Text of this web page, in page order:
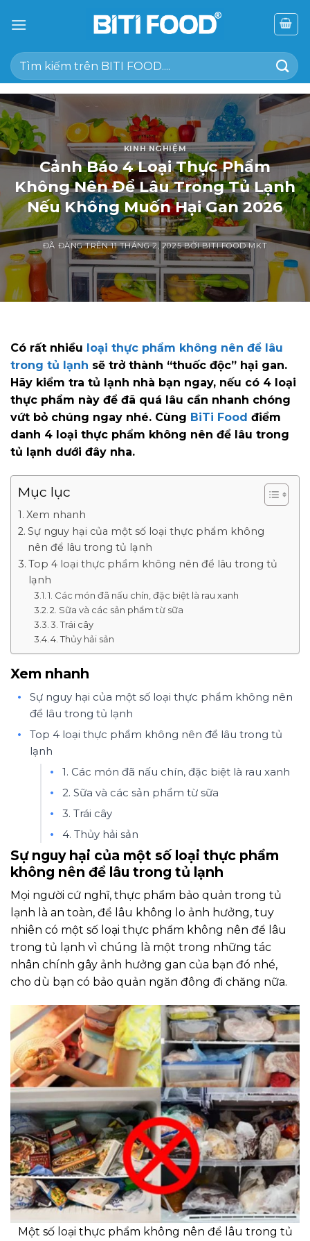
đến
dung
Tìm
kiếm:
KINH NGHIỆM
Cảnh Báo 4 Loại Thực Phẩm
Không Nên Để Lâu Trong Tủ Lạnh
Nếu Không Muốn Hại Gan 2026
ĐÃ ĐĂNG TRÊN11 THÁNG 2, 2025 BỞIBITI FOOD MKT
Có rất nhiều loại thực phẩm không nên để lâu
trong tủ lạnh sẽ trở thành “thuốc độc” hại gan.
Hãy kiểm tra tủ lạnh nhà bạn ngay, nếu có 4 loại
thực phẩm này để đã quá lâu cần nhanh chóng
vứt bỏ chúng ngay nhé. Cùng BiTi Food điểm
danh 4 loại thực phẩm không nên để lâu trong
tủ lạnh dưới đây nha.
Mục lục
Xem nhanh
Sự nguy hại của một số loại thực phẩm không
nên để lâu trong tủ lạnh
Top 4 loại thực phẩm không nên để lâu trong tủ
lạnh
1. Các món đã nấu chín, đặc biệt là rau xanh
2. Sữa và các sản phẩm từ sữa
3. Trái cây
4. Thủy hải sản
Xem nhanh
Sự nguy hại của một số loại thực phẩm không nên
để lâu trong tủ lạnh
Top 4 loại thực phẩm không nên để lâu trong tủ
lạnh
1. Các món đã nấu chín, đặc biệt là rau xanh
2. Sữa và các sản phẩm từ sữa
3. Trái cây
4. Thủy hải sản
Sự nguy hại của một số loại thực phẩm
không nên để lâu trong tủ lạnh
Mọi người cứ nghĩ, thực phẩm bảo quản trong tủ
lạnh là an toàn, để lâu không lo ảnh hưởng, tuy
nhiên có một số loại thực phẩm không nên để lâu
trong tủ lạnh vì chúng là một trong những tác
nhân chính gây ảnh hưởng gan của bạn đó nhé,
cho dù bạn có bảo quản ngăn đông đi chăng nữa.
Một số loại thực phẩm không nên để lâu trong tủ